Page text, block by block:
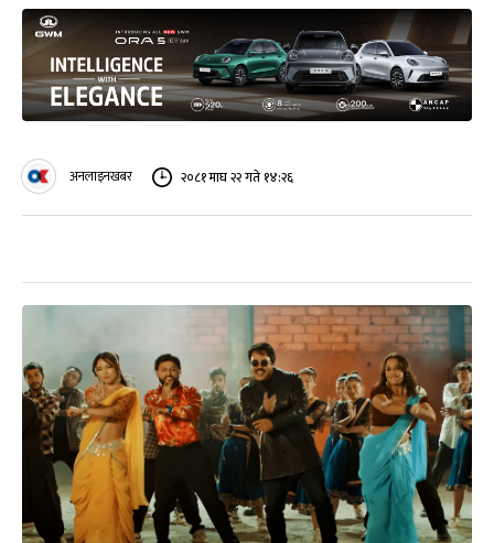
अनलाइनखबर २०८१ माघ २२ गते १४:२६